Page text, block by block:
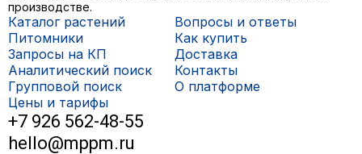
производстве.
Каталог растений
Питомники
Запросы на КП
Аналитический поиск
Групповой поиск
Цены и тарифы
Вопросы и ответы
Как купить
Доставка
Контакты
О платформе
+7 926 562-48-55
hello@mppm.ru